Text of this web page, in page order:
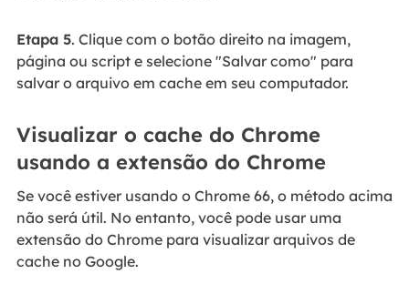
Etapa 5. Clique com o botão direito na imagem,
página ou script e selecione "Salvar como" para
salvar o arquivo em cache em seu computador.
Visualizar o cache do Chrome
usando a extensão do Chrome
Se você estiver usando o Chrome 66, o método acima
não será útil. No entanto, você pode usar uma
extensão do Chrome para visualizar arquivos de
cache no Google.